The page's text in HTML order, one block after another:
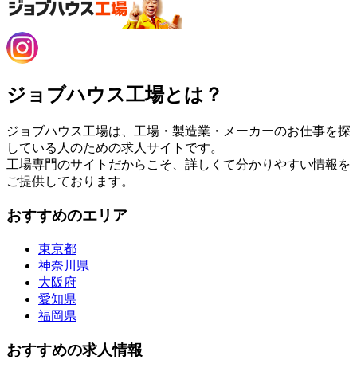
ジョブハウス工場とは？
ジョブハウス工場は、工場・製造業・メーカーのお仕事を探
している人のための求人サイトです。
工場専門のサイトだからこそ、詳しくて分かりやすい情報を
ご提供しております。
おすすめのエリア
東京都
神奈川県
大阪府
愛知県
福岡県
おすすめの求人情報